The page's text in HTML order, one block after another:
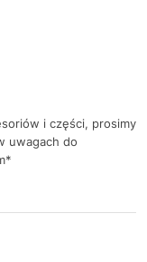
i części, prosimy
uwagach do